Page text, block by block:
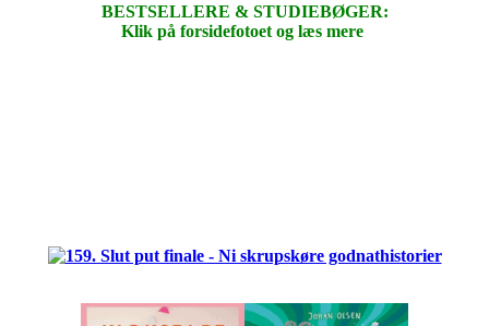
BESTSELLERE & STUDIEBØGER:
Klik på forsidefotoet og læs mere